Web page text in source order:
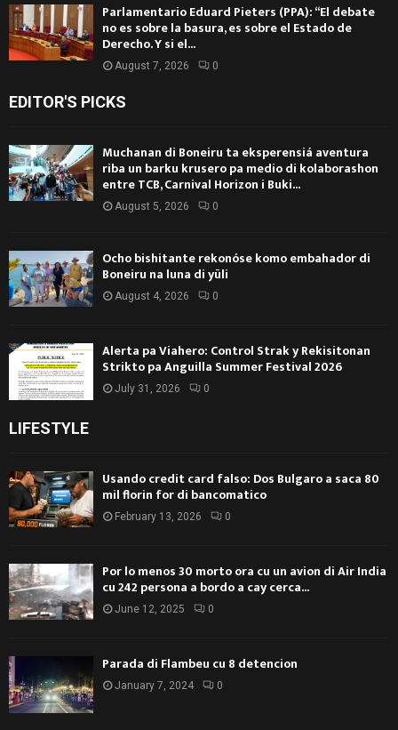
Parlamentario Eduard Pieters (PPA): “El debate
no es sobre la basura, es sobre el Estado de
Derecho. Y si el...
August 7, 2026 0
EDITOR'S PICKS
Muchanan di Boneiru ta eksperensiá aventura
riba un barku krusero pa medio di kolaborashon
entre TCB, Carnival Horizon i Buki...
August 5, 2026 0
Ocho bishitante rekonóse komo embahador di
Boneiru na luna di yüli
August 4, 2026 0
Alerta pa Viahero: Control Strak y Rekisitonan
Strikto pa Anguilla Summer Festival 2026
July 31, 2026 0
LIFESTYLE
Usando credit card falso: Dos Bulgaro a saca 80
mil florin for di bancomatico
February 13, 2026 0
Por lo menos 30 morto ora cu un avion di Air India
cu 242 persona a bordo a cay cerca...
June 12, 2025 0
Parada di Flambeu cu 8 detencion
January 7, 2024 0